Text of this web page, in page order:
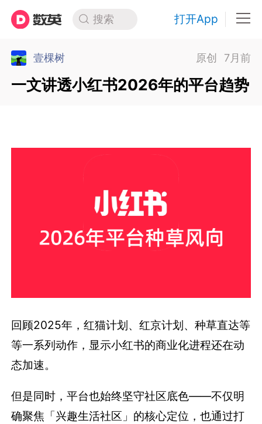
搜索 打开App
壹棵树 原创 7月前
一文讲透小红书2026年的平台趋势
回顾2025年，红猫计划、红京计划、种草直达等
等一系列动作，显示小红书的商业化进程还在动
态加速。
但是同时，平台也始终坚守社区底色——不仅明
确聚焦「兴趣生活社区」的核心定位，也通过打